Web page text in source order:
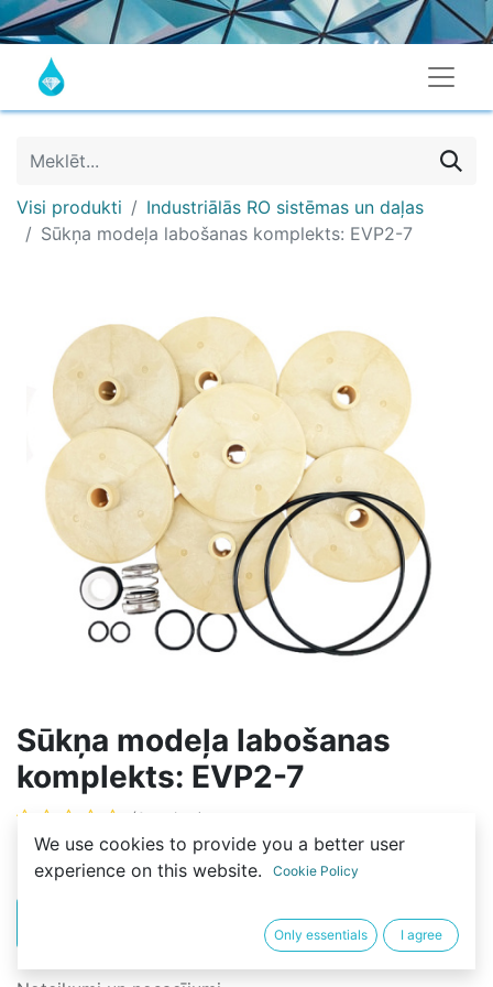
Visi produkti
Industriālās RO sistēmas un daļas
Sūkņa modeļa labošanas komplekts: EVP2-7
Sūkņa modeļa labošanas
komplekts: EVP2-7
(0 review)
50,00€
BUY NOW
We use cookies to provide you a better user
experience on this website.
Cookie Policy
Only essentials I agree